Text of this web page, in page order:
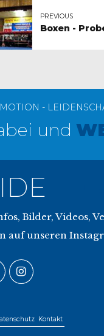
PREVIOUS
Boxen -
-
und
Bilder, Videos,
auf unseren
Kontakt